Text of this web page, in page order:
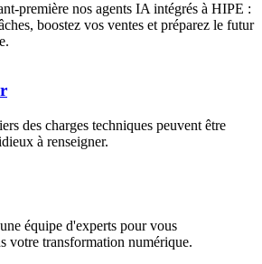
première nos agents IA intégrés à HIPE :
boostez vos ventes et préparez le futur
des charges techniques peuvent être
à renseigner.
équipe d'experts pour vous
votre transformation numérique.